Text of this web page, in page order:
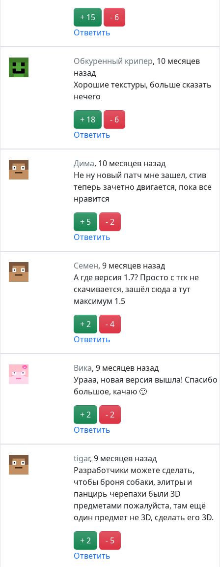
+ 15
- 6
Ответить
Обкуренный крипер, 10 месяцев
назад
Хорошие текстуры, больше сказать
нечего
+ 18
- 6
Ответить
Дима, 10 месяцев назад
Не ну новый патч мне зашел, стив
теперь зачетно двигается, пока все
нравится
+ 5
- 2
Ответить
Семен, 9 месяцев назад
А где версия 1.7? Просто с тгк не
скачивается, зашёл сюда а тут
максимум 1.5
+ 2
- 4
Ответить
Вика, 9 месяцев назад
Урааа, новая версия вышла! Спасибо
большое, качаю 🙂
+ 2
- 2
Ответить
tigar, 9 месяцев назад
Разработчики можете сделать,
чтобы броня собаки, элитры и
панцирь черепахи были 3D
предметами пожалуйста, там ещё
один предмет не 3D, сделать его 3D.
+ 2
- 5
Ответить